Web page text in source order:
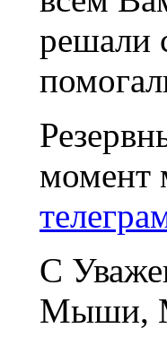
решали
момент
С
Мыши,